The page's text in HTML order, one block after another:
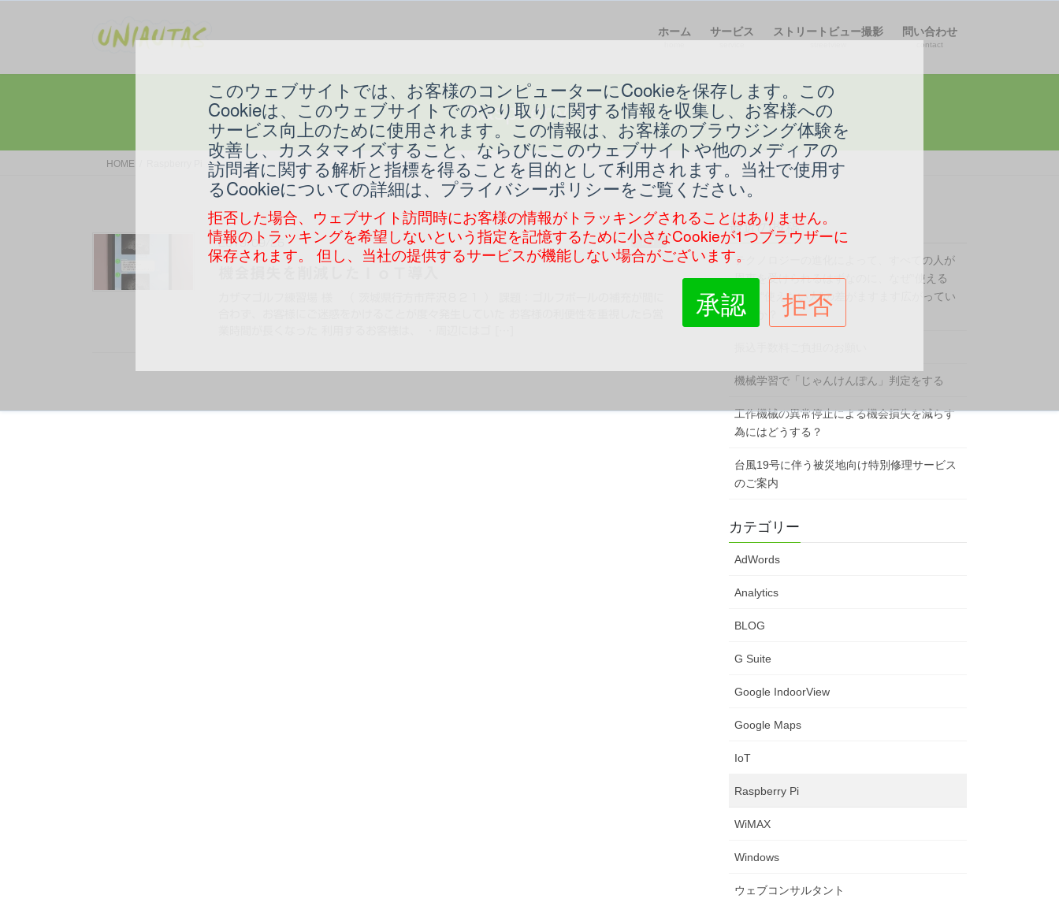
このウェブサイトでは、お客様のコンピューターにCookieを保存します。この
Cookieは、このウェブサイトでのやり取りに関する情報を収集し、お客様への
サービス向上のために使用されます。この情報は、お客様のブラウジング体験を
改善し、カスタマイズすること、ならびにこのウェブサイトや他のメディアの
訪問者に関する解析と指標を得ることを目的として利用されます。当社で使用す
るCookieについての詳細は、プライバシーポリシーをご覧ください。
拒否した場合、ウェブサイト訪問時にお客様の情報がトラッキングされることはありません。
情報のトラッキングを希望しないという指定を記憶するために小さなCookieが1つブラウザーに
保存されます。 但し、当社の提供するサービスが機能しない場合がございます。
承認 拒否
ホーム サービス ストリートビュー撮影 問い合わせ
contact
Raspberry Pi
HOME
2019/09/25 IoT
最近の投稿
テクノロジーの進化によって、すべての人が
恩恵を受けられるはずなのに、なぜ“使える
人”と“使えない人”の差がますます広がってい
るのか？
機械学習で「じゃんけんぽん」判定をする
工作機械の異常停止による機会損失を減らす
為にはどうする？
台風19号に伴う被災地向け特別修理サービス
のご案内
カテゴリー
AdWords
Analytics
BLOG
G Suite
Google IndoorView
Google Maps
IoT
Raspberry Pi
WiMAX
Windows
ウェブコンサルタント